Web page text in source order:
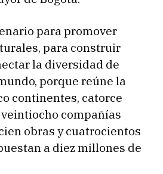
para promover
para construir
la diversidad de
porque reúne la
continentes, catorce
compañías
obras y cuatrocientos
a diez millones de